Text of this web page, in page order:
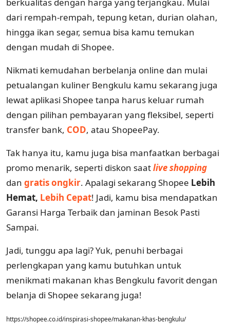
dari rempah-rempah, tepung ketan, durian olahan,
hingga ikan segar, semua bisa kamu temukan
dengan mudah di Shopee.
Nikmati kemudahan berbelanja online dan mulai
petualangan kuliner Bengkulu kamu sekarang juga
lewat aplikasi Shopee tanpa harus keluar rumah
dengan pilihan pembayaran yang fleksibel, seperti
transfer bank, COD, atau ShopeePay.
Tak hanya itu, kamu juga bisa manfaatkan berbagai
promo menarik, seperti diskon saatlive shopping
dan gratis ongkir. Apalagi sekarang Shopee Lebih
Hemat, Lebih Cepat! Jadi, kamu bisa mendapatkan
Garansi Harga Terbaik dan jaminan Besok Pasti
Sampai.
Jadi, tunggu apa lagi? Yuk, penuhi berbagai
perlengkapan yang kamu butuhkan untuk
menikmati makanan khas Bengkulu favorit dengan
belanja di Shopee sekarang juga!
https://shopee.co.id/inspirasi-shopee/makanan-khas-bengkulu/